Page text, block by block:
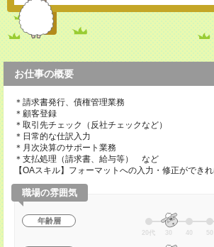
お仕事の概要
＊請求書発行、債権管理業務
＊顧客登録
＊取引先チェック（反社チェックなど）
＊日常的な仕訳入力
＊月次決算のサポート業務
＊支払処理（請求書、給与等） など
【OAスキル】フォーマットへの入力・修正ができれ
職場の雰囲気
年齢層
20代 30 40 50